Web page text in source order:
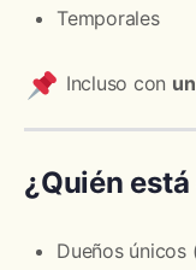
Temporales
Incluso con
¿Quién
Dueños